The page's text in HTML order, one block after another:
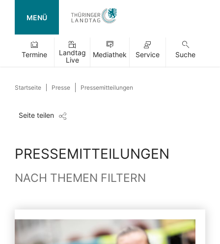
MENÜ
Termine
Landtag
Live
Mediathek Service Suche
Startseite Presse Pressemitteilungen
Seite teilen
PRESSEMITTEILUNGEN
NACH THEMEN FILTERN